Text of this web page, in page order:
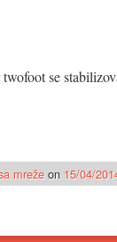
se
mreže on 15/04/